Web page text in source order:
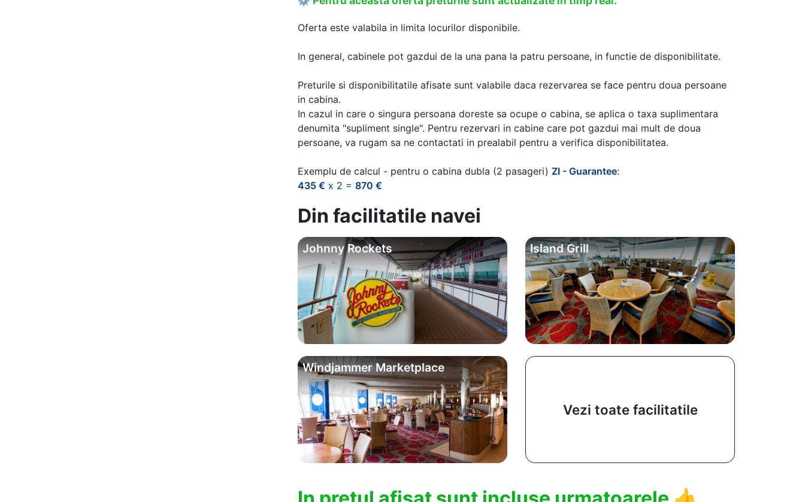
Oferta este valabila in limita locurilor disponibile.
In general, cabinele pot gazdui de la una pana la patru persoane, in functie de disponibilitate.
Preturile si disponibilitatile afisate sunt valabile daca rezervarea se face pentru doua persoane
in cabina.
In cazul in care o singura persoana doreste sa ocupe o cabina, se aplica o taxa suplimentara
denumita "supliment single". Pentru rezervari in cabine care pot gazdui mai mult de doua
persoane, va rugam sa ne contactati in prealabil pentru a verifica disponibilitatea.
Exemplu de calcul - pentru o cabina dubla (2 pasageri) ZI - Guarantee:
435 € x 2 = 870 €
Din facilitatile navei
Johnny Rockets Island Grill
Windjammer Marketplace
Vezi toate facilitatile